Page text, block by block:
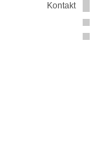
Kontakt